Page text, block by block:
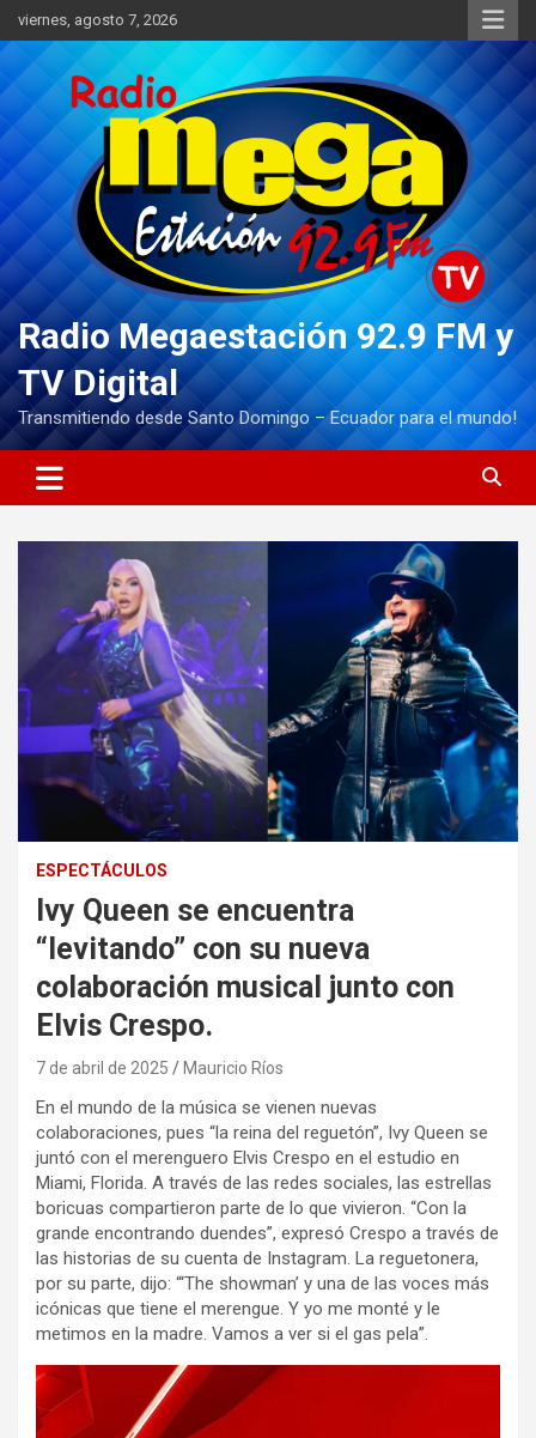
Saltar
al
contenido
viernes, agosto 7, 2026
Radio Megaestación 92.9 FM y
TV Digital
Transmitiendo desde Santo Domingo – Ecuador para el mundo!
ESPECTÁCULOS
Ivy Queen se encuentra
“levitando” con su nueva
colaboración musical junto con
Elvis Crespo.
7 de abril de 2025 Mauricio Ríos
En el mundo de la música se vienen nuevas
colaboraciones, pues “la reina del reguetón”, Ivy Queen se
juntó con el merenguero Elvis Crespo en el estudio en
Miami, Florida. A través de las redes sociales, las estrellas
boricuas compartieron parte de lo que vivieron. “Con la
grande encontrando duendes”, expresó Crespo a través de
las historias de su cuenta de Instagram. La reguetonera,
por su parte, dijo: “‘The showman’ y una de las voces más
icónicas que tiene el merengue. Y yo me monté y le
metimos en la madre. Vamos a ver si el gas pela”.